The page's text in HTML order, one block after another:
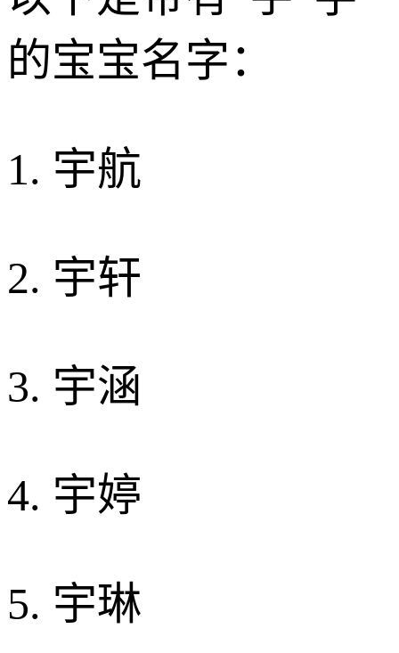
的宝宝名字：
1. 宇航
2. 宇轩
3. 宇涵
4. 宇婷
5. 宇琳